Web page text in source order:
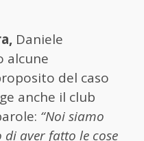
Daniele
alcune
del caso
anche il club
“Noi siamo
aver fatto le cose